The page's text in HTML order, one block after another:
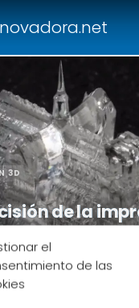
el
de las
3D
de la
su nivel de